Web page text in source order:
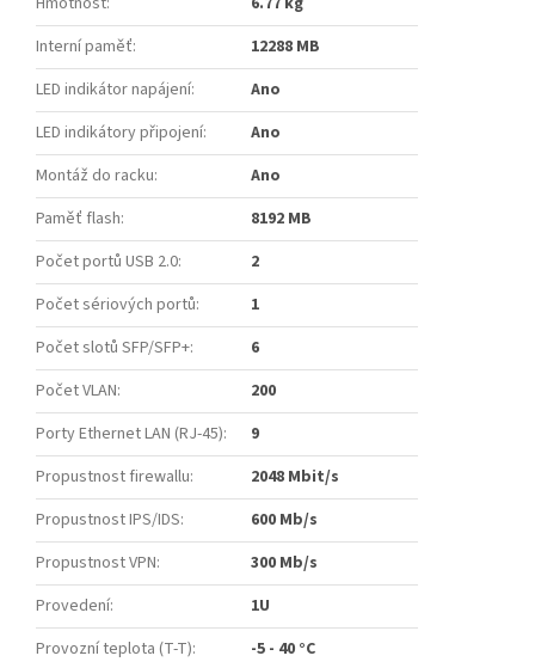
Interní paměť:
12288 MB
LED indikátor napájení:
Ano
LED indikátory připojení:
Ano
Montáž do racku:
Ano
Paměť flash:
8192 MB
Počet portů USB 2.0:
2
Počet sériových portů:
1
Počet slotů SFP/SFP+:
6
Počet VLAN:
200
Porty Ethernet LAN (RJ-45):
9
Propustnost firewallu:
2048 Mbit/s
Propustnost IPS/IDS:
600 Mb/s
Propustnost VPN:
300 Mb/s
Provedení:
1U
Provozní teplota (T-T): -5 - 40 °C